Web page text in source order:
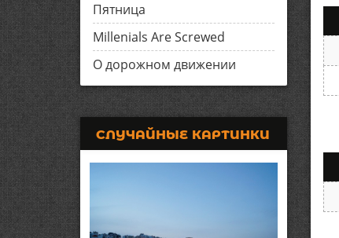
Пятница
Millenials Are Screwed
О дорожном движении
СЛУЧАЙНЫЕ КАРТИНКИ